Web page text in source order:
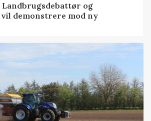
Landbrugsdebattør og
demonstrere mod ny